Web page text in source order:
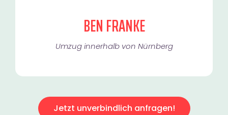
BEN FRANKE
Umzug innerhalb von Nürnberg​
Jetzt unverbindlich anfragen!